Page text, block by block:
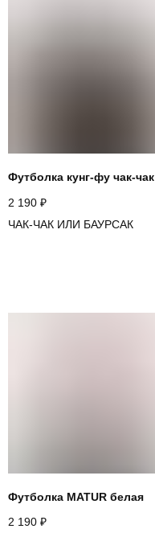
Футболка кунг-фу чак-чак
2 190 ₽
ЧАК-ЧАК ИЛИ БАУРСАК
Футболка MATUR белая
2 190 ₽